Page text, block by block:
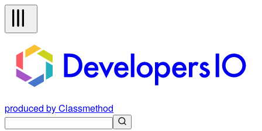
produced by Classmethod